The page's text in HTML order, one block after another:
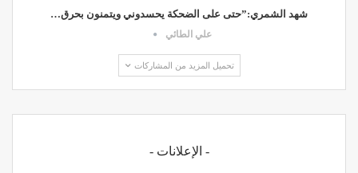
شهد الشمري:”حتى على الضحكة يحسدوني ويتمنون بحرق…
علي الطائي
تحميل المزيد من المشاركات
- الإعلانات -